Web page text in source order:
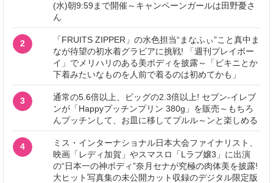
(水)朝9:59まで開催～キャンペーンガールは田野憂さ
ん
2
「FRUITS ZIPPER」の水色担当“まなふぃ”こと真中ま
なが待望の初水着グラビアに挑戦! 「週刊プレイボー
イ」でメリハリのある美ボディを披露～「ビキニとか
下着みたいなものを人前で着るのは初めてかも」
3
通常の5.6倍以上、ビッグの2.3倍以上! セブン‐イレブ
ンが「Happyプッチンプリン 380g」を販売～もちろ
んプッチンして、お皿に移してプルル～ンと楽しめる
4
ミス・インターナショナル日本大会ファイナリスト、
映画「レディ加賀」やスマスロ「Lラブ嬢3」に出演
の“日本一の神ボディ”奈月セナが究極の肉体美を披露!
大ヒット写真集の未公開カット収録のデジタル限定版